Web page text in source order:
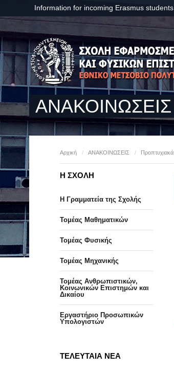
Information for incoming Erasmus students
ΑΝΑΚΟΙΝΩΣΕΙΣ
Αρχική / ΑΝΑΚΟΙΝΩΣΕΙΣ / Προπτυχιακά
Η ΣΧΟΛΗ
Η Γραμματεία της Σχολής
Τομέας Μαθηματικών
Τομέας Φυσικής
Τομέας Μηχανικής
Τομέας Ανθρωπιστικών,
Κοινωνικών Επιστημών και
Δικαίου
Eργαστήριo Προσωπικών
Υπολογιστών
ΤΕΛΕΥΤΑΙΑ ΝΕΑ